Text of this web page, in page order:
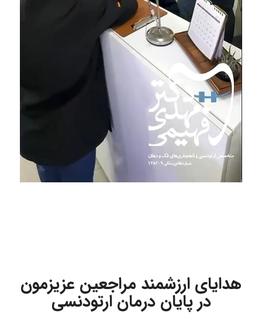
هدایای ارزشمند مراجعین عزیزمون
در پایان درمان ارتودنسی